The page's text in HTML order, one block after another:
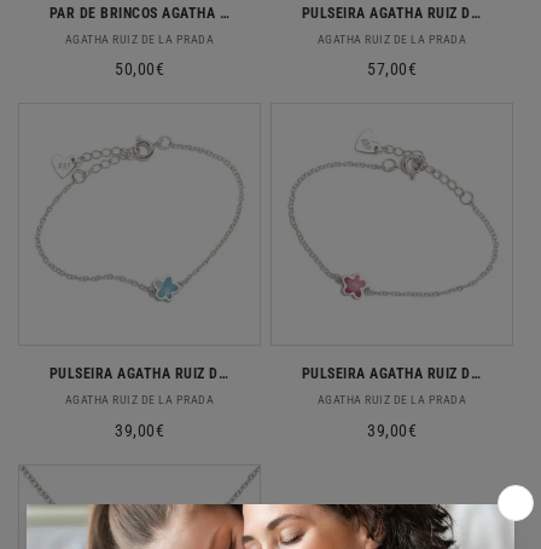
PAR DE BRINCOS AGATHA RUIZ DE LA PRADA PRATA 925 ESMALTE FUXIA
Fornecedor:
AGATHA RUIZ DE LA PRADA
Preço
50,00€
PULSEIRA AGATHA RUIZ DE LA PRADA EM PRATA 925 COM 3 FLORES
Fornecedor:
AGATHA RUIZ DE LA PRADA
Preço
57,00€
PULSEIRA AGATHA RUIZ DE LA PRADA EM PRATA 925 FLOR
Fornecedor:
AGATHA RUIZ DE LA PRADA
Preço
39,00€
PULSEIRA AGATHA RUIZ DE LA PRADA EM PRATA 925 FLOR
Fornecedor:
AGATHA RUIZ DE LA PRADA
Preço
39,00€